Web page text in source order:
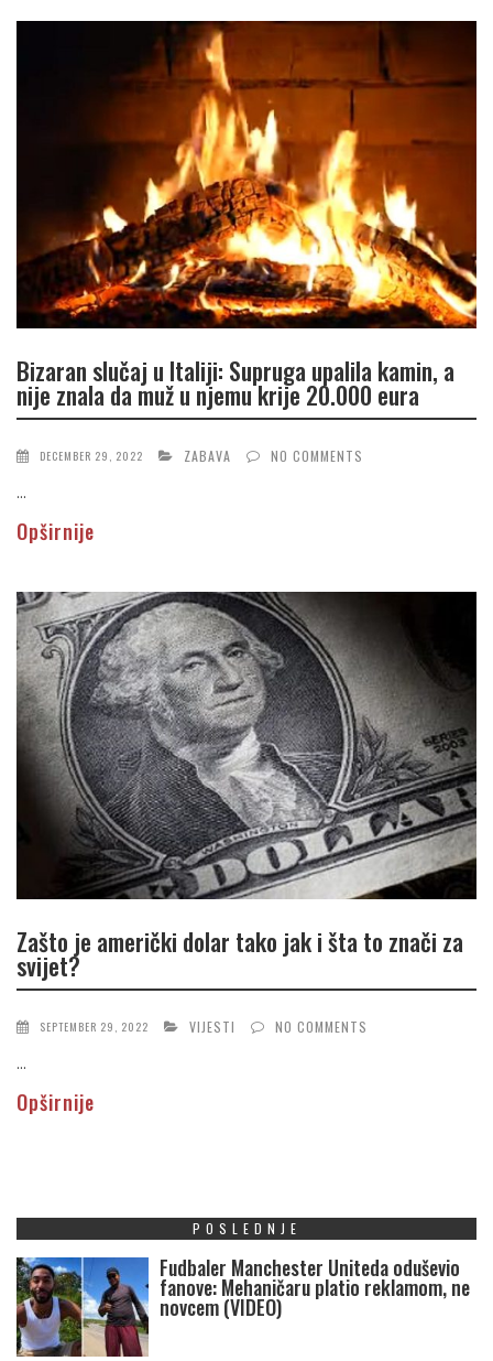
Bizaran slučaj u Italiji: Supruga upalila kamin, a
nije znala da muž u njemu krije 20.000 eura
DECEMBER 29, 2022 ZABAVA NO COMMENTS
...
Opširnije
Zašto je američki dolar tako jak i šta to znači za
svijet?
SEPTEMBER 29, 2022 VIJESTI NO COMMENTS
...
Opširnije
POSLEDNJE
Fudbaler Manchester Uniteda oduševio
fanove: Mehaničaru platio reklamom, ne
novcem (VIDEO)